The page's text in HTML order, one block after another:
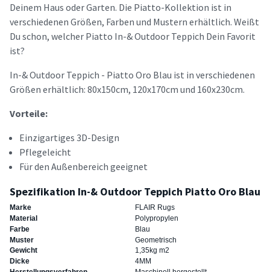
Deinem Haus oder Garten. Die Piatto-Kollektion ist in
verschiedenen Größen, Farben und Mustern erhältlich. Weißt
Du schon, welcher Piatto In-& Outdoor Teppich Dein Favorit
ist?
In-& Outdoor Teppich - Piatto Oro Blau ist in verschiedenen
Größen erhältlich: 80x150cm, 120x170cm und 160x230cm.
Vorteile:
Einzigartiges 3D-Design
Pflegeleicht
Für den Außenbereich geeignet
Spezifikation In-& Outdoor Teppich Piatto Oro Blau
Marke
FLAIR Rugs
Material
Polypropylen
Farbe
Blau
Muster
Geometrisch
Gewicht
1,35kg m2
Dicke
4MM